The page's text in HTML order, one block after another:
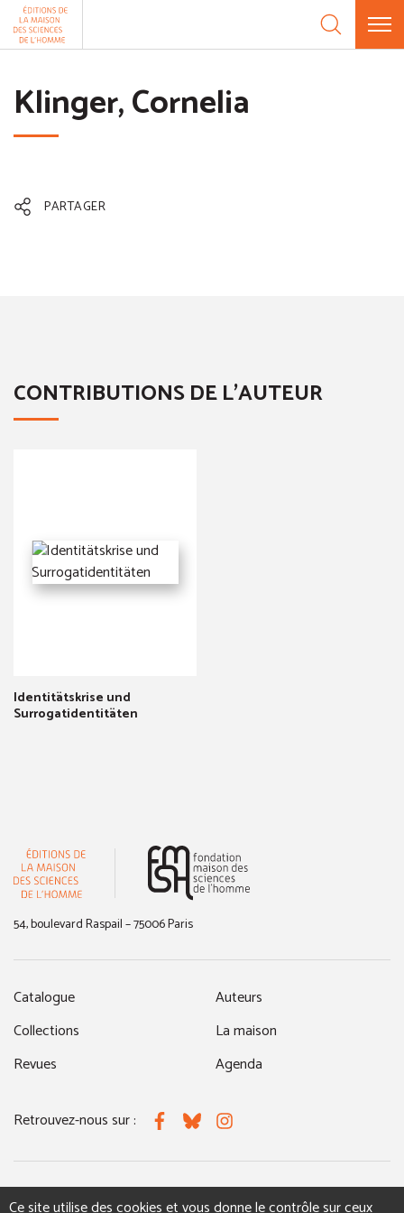
Aller au contenu
Klinger, Cornelia
PARTAGER
CONTRIBUTIONS DE L'AUTEUR
Identitätskrise und
Surrogatidentitäten
54, boulevard Raspail – 75006 Paris
Catalogue
Collections
Revues
Auteurs
La maison
Agenda
Retrouvez-nous sur : FacebookBlueskyInstagram
Panneau de gestion des cookies
Ce site utilise des cookies et vous donne le contrôle sur ceux